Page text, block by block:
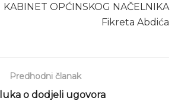
KABINET OPĆINSKOG NAČELNIKA
Fikreta Abdića
Predhodni članak
o dodjeli ugovora